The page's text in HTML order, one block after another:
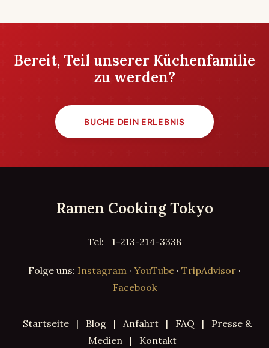
Bereit, Teil unserer Küchenfamilie
zu werden?
BUCHE DEIN ERLEBNIS
Ramen Cooking Tokyo
Tel: +1-213-214-3338
Folge uns: Instagram · YouTube · TripAdvisor ·
Facebook
Startseite | Blog | Anfahrt | FAQ |
Presse &
Medien
| Kontakt